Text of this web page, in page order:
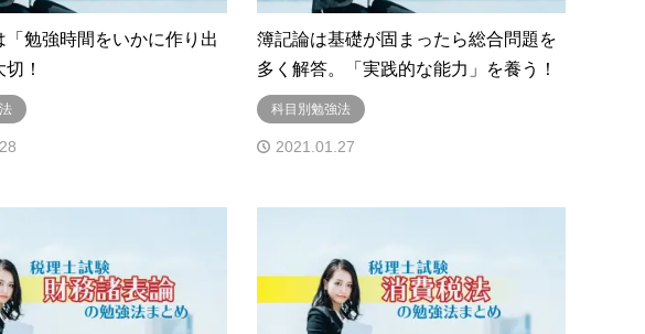
「勉強時間をいかに作り出
！
簿記論は基礎が固まったら総合問題を
多く解答。「実践的な能力」を養う！
科目別勉強法
2021.01.27